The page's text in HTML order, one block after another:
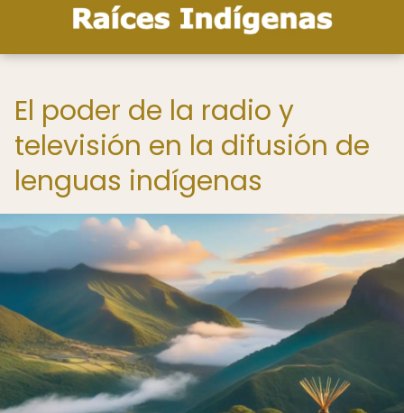
El poder de la radio y
televisión en la difusión de
lenguas indígenas